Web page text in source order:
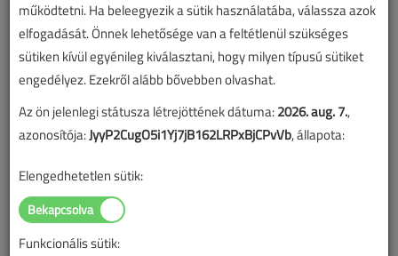
működtetni. Ha beleegyezik a sütik használatába, válassza azok
elfogadását. Önnek lehetősége van a feltétlenül szükséges
sütiken kívül egyénileg kiválasztani, hogy milyen típusú sütiket
engedélyez. Ezekről alább bővebben olvashat.
Az ön jelenlegi státusza létrejöttének dátuma:2026. aug. 7.,
azonosítója:JyyP2CugO5i1Yj7jB162LRPxBjCPvVb, állapota:
Elengedhetetlen sütik:
Funkcionális sütik: